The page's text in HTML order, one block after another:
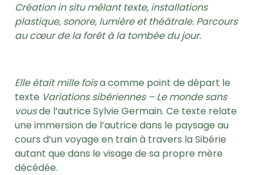
Création in situ mêlant texte, installations
plastique, sonore, lumière et théâtrale. Parcours
au cœur de la forêt à la tombée du jour.
Elle était millefoisa comme point de départ le
texte Variations sibériennes – Le monde sans
vousde l’autrice Sylvie Germain. Ce texte relate
une immersion de l’autrice dans le paysage au
cours d’un voyage en train à travers la Sibérie
autant que dans le visage de sa propre mère
décédée.